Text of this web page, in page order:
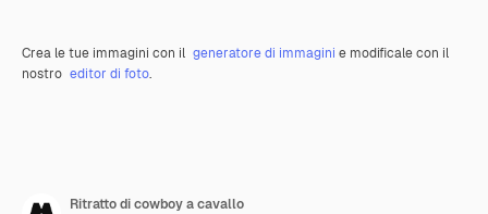
Crea le tue immagini con il generatore di immagini e modificale con il
nostro editor di foto.
Ritratto di cowboy a cavallo